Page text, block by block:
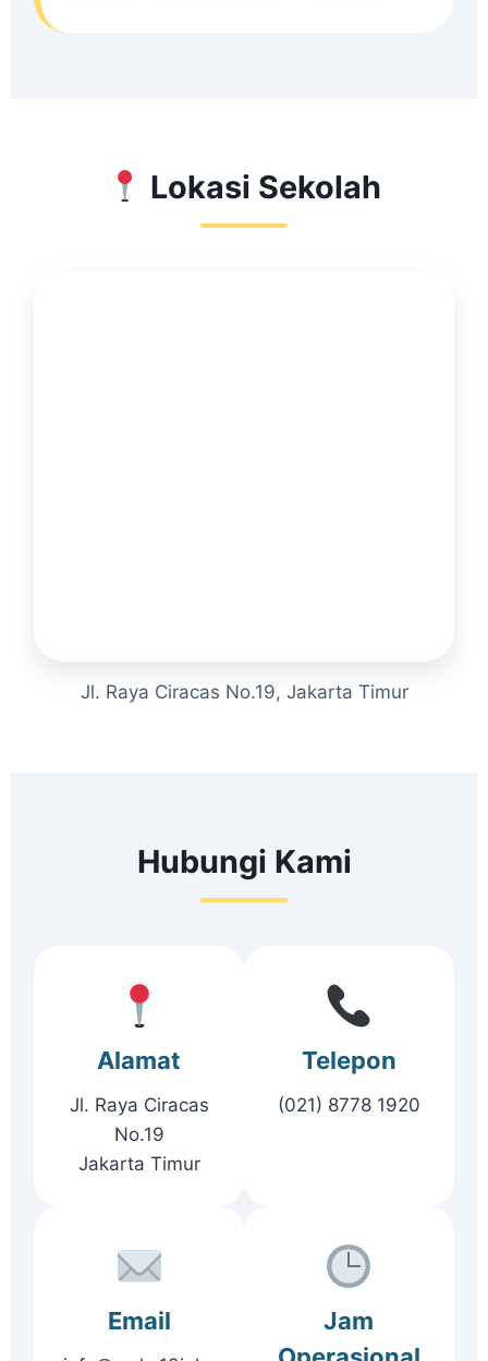
Lokasi Sekolah
Jl. Raya Ciracas No.19, Jakarta Timur
Hubungi Kami
Alamat
Jl. Raya Ciracas
No.19
Jakarta Timur
Telepon
(021) 8778 1920
Email
Jam